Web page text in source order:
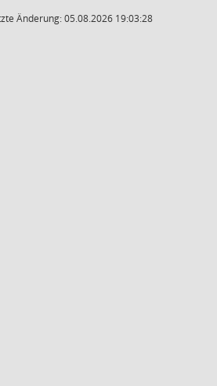
Änderung: 05.08.2026 19:03:28